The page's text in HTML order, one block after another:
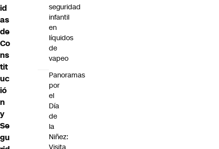
id
as
de
Co
ns
tit
uc
ió
n
y
Se
gu
seguridad
infantil
en
líquidos
de
vapeo
Panoramas
por
el
Día
de
la
Niñez:
Visita